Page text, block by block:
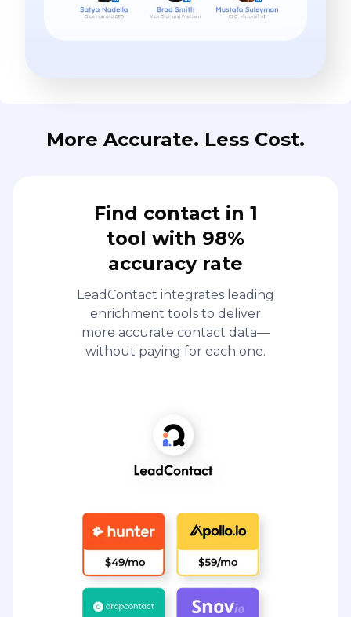
More Accurate. Less Cost.
Find contact in 1
tool with 98%
accuracy rate
LeadContact integrates leading
enrichment tools to deliver
more accurate contact data—
without paying for each one.